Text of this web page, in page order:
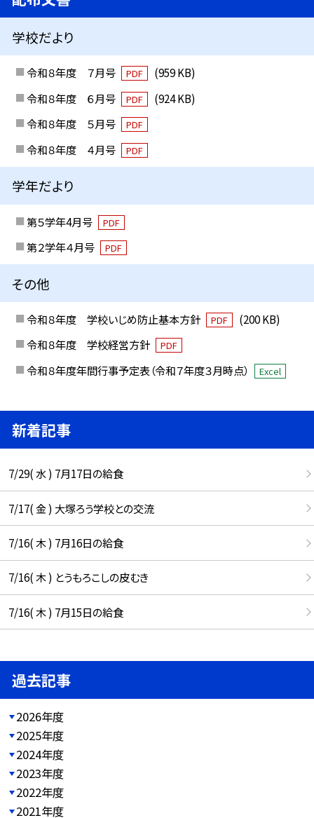
学校だより
令和８年度 ７月号 PDF
(959 KB)
令和８年度 ６月号
PDF
(924 KB)
令和８年度 ５月号
PDF
令和８年度 ４月号 PDF
学年だより
第５学年4月号 PDF
第２学年４月号 PDF
その他
令和８年度 学校いじめ防止基本方針 PDF
(200 KB)
令和８年度 学校経営方針
PDF
令和８年度年間行事予定表（令和７年度３月時点） Excel
新着記事
7/29( 水 ) 7月17日の給食
7/17( 金 ) 大塚ろう学校との交流
7/16( 木 ) 7月16日の給食
7/16( 木 ) とうもろこしの皮むき
7/16( 木 ) 7月15日の給食
過去記事
2026年度
2025年度
2024年度
2023年度
2022年度
2021年度